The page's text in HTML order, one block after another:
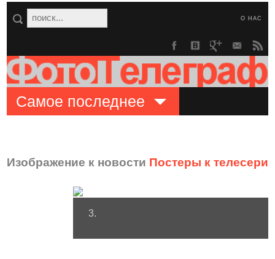
О НАС
Самое последнее
Изображение к новости Постеры к
3.